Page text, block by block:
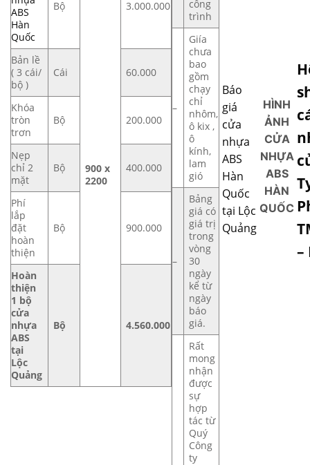
ABS
Hàn
Quốc
Bộ
900 x
2200
3.000.000
Bản lề
( 3 cái/
bộ )
Cái 60.000
Khóa
tròn
trơn
Bộ 200.000
Nẹp
chỉ 2
mặt
Bộ 400.000
Phí
lắp
đặt
hoàn
thiện
Bộ 900.000
Hoàn
thiện
1 bộ
cửa
nhựa
ABS
tại
Lộc
Quảng
Bộ 4.560.000
công
trình
–
Giía
chưa
bao
gồm
chạy
chỉ
nhôm,
ô kix ,
ô
kính,
lam
gió
–
Bảng
giá có
giá trị
trong
vòng
30
ngày
kể từ
ngày
báo
giá.
Rất
mong
nhận
được
sự
hợp
tác từ
Quý
Công
ty
Báo
giá
cửa
nhựa
ABS
Hàn
Quốc
tại Lộc
Quảng
HÌNH
ẢNH
CỬA
NHỰA
ABS
HÀN
QUỐC
–